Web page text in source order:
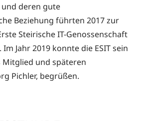
deren gute
Beziehung führten 2017 zur
Steirische IT-Genossenschaft
Jahr 2019 konnte die ESIT sein
Mitglied und späteren
Pichler, begrüßen.